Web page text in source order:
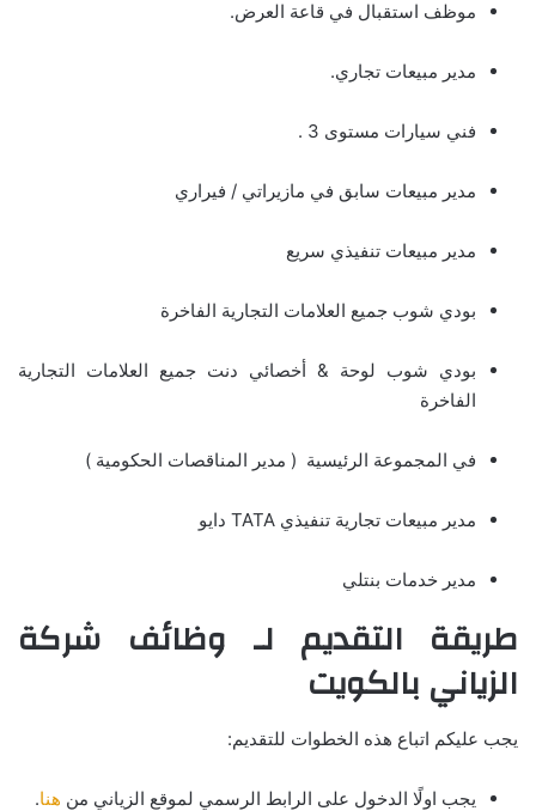
موظف استقبال في قاعة العرض.
مدير مبيعات تجاري.
فني سيارات مستوى 3 .
مدير مبيعات سابق في مازيراتي / فيراري
مدير مبيعات تنفيذي سريع
بودي شوب جميع العلامات التجارية الفاخرة
بودي شوب لوحة & أخصائي دنت جميع العلامات التجارية
الفاخرة
في المجموعة الرئيسية ( مدير المناقصات الحكومية )
مدير مبيعات تجارية تنفيذي TATA دايو
مدير خدمات بنتلي
طريقة التقديم لـ وظائف شركة
الزياني بالكويت
يجب عليكم اتباع هذه الخطوات للتقديم:
يجب اولًا الدخول على الرابط الرسمي لموقع الزياني من هنا.